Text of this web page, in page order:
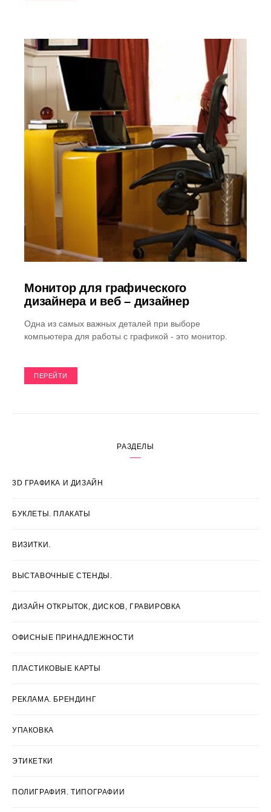
Монитор для графического
дизайнера и веб – дизайнер
Одна из самых важных деталей при выборе
компьютера для работы с графикой - это монитор.
ПЕРЕЙТИ
РАЗДЕЛЫ
3D ГРАФИКА И ДИЗАЙН
БУКЛЕТЫ. ПЛАКАТЫ
ВИЗИТКИ.
ВЫСТАВОЧНЫЕ СТЕНДЫ.
ДИЗАЙН ОТКРЫТОК, ДИСКОВ, ГРАВИРОВКА
ОФИСНЫЕ ПРИНАДЛЕЖНОСТИ
ПЛАСТИКОВЫЕ КАРТЫ
РЕКЛАМА. БРЕНДИНГ
УПАКОВКА
ЭТИКЕТКИ
ПОЛИГРАФИЯ. ТИПОГРАФИИ